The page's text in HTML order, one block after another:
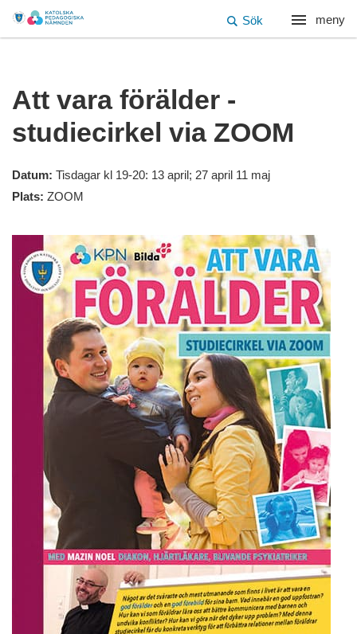
meny
Sök
Att vara förälder -
studiecirkel via ZOOM
Datum: Tisdagar kl 19-20: 13 april; 27 april 11 maj
Plats: ZOOM